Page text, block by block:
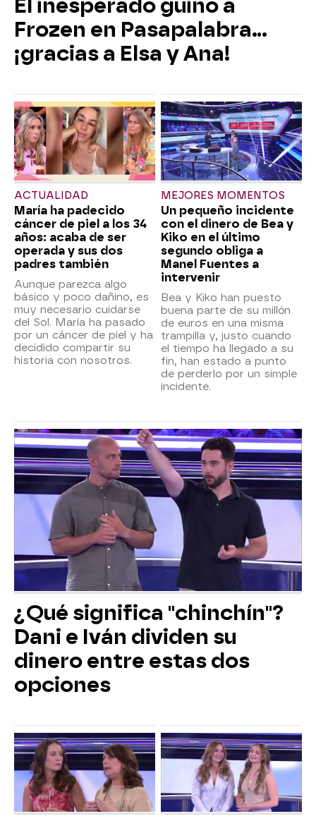
El inesperado guiño a
Frozen en Pasapalabra…
¡gracias a Elsa y Ana!
ACTUALIDAD
María ha padecido
cáncer de piel a los 34
años: acaba de ser
operada y sus dos
padres también
Aunque parezca algo
básico y poco dañino, es
muy necesario cuidarse
del Sol. María ha pasado
por un cáncer de piel y ha
decidido compartir su
historia con nosotros.
MEJORES MOMENTOS
Un pequeño incidente
con el dinero de Bea y
Kiko en el último
segundo obliga a
Manel Fuentes a
intervenir
Bea y Kiko han puesto
buena parte de su millón
de euros en una misma
trampilla y, justo cuando
el tiempo ha llegado a su
fin, han estado a punto
de perderlo por un simple
incidente.
¿Qué significa "chinchín"?
Dani e Iván dividen su
dinero entre estas dos
opciones